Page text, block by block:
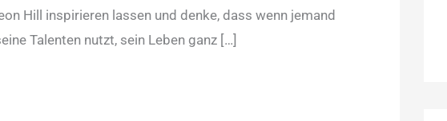
Hill inspirieren lassen und denke, dass wenn jemand
Talenten nutzt, sein Leben ganz […]